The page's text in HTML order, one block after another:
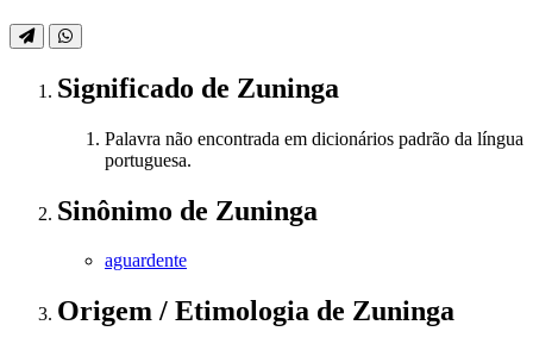
Significado de Zuninga
Palavra não encontrada em dicionários padrão da língua
portuguesa.
Sinônimo de Zuninga
aguardente
Origem / Etimologia de Zuninga